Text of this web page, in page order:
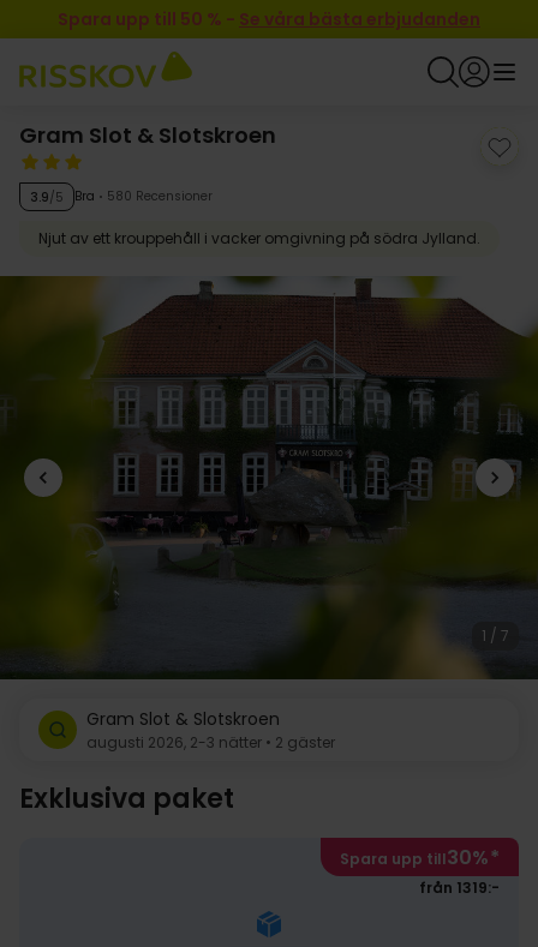
Spara upp till 50 % - Se våra bästa erbjudanden
Gram Slot & Slotskroen
3.9/5 Bra 580 Recensioner
Njut av ett krouppehåll i vacker omgivning på södra Jylland.
1 / 7
Gram Slot & Slotskroen
augusti 2026, 2-3 nätter • 2 gäster
Exklusiva paket
Spara upp till30%*
från 1319:-